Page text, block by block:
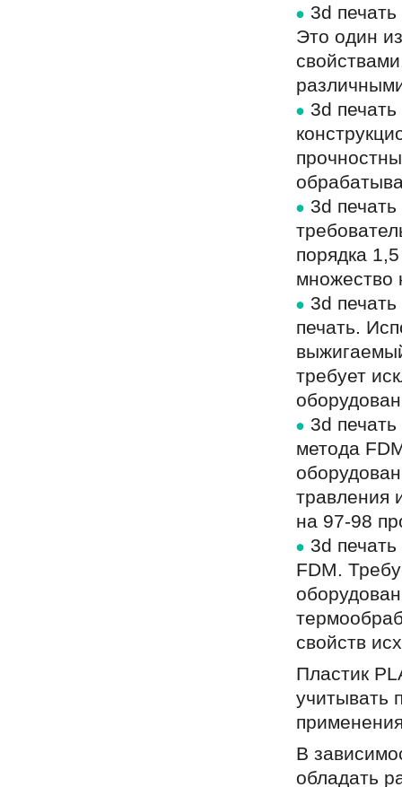
3d
Это один
3d
3d
порядка
множество
3d
печать.
требует
3d
метода
травления
на 97-98
3d
FDM.
свойств
Пластик
учитывать
В
обладать